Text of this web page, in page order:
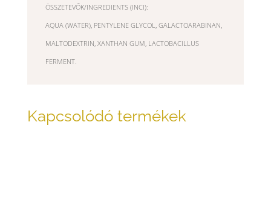
ÖSSZETEVŐK/INGREDIENTS (INCI):
AQUA (WATER), PENTYLENE GLYCOL, GALACTOARABINAN,
MALTODEXTRIN, XANTHAN GUM, LACTOBACILLUS
FERMENT.
Kapcsolódó termékek